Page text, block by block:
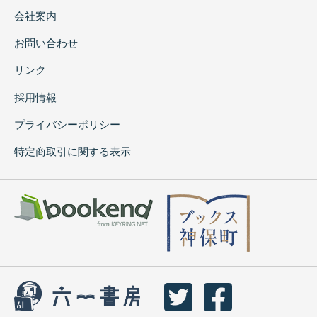
会社案内
お問い合わせ
リンク
採用情報
プライバシーポリシー
特定商取引に関する表示